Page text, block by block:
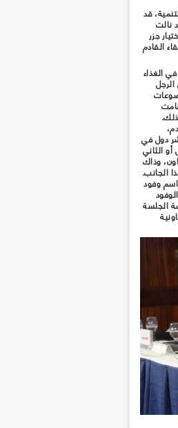
قد
نالت
جزر
القادم
الغذاء
دول في
الثاني
وذاك
الجانب.
وفود
الجلسة